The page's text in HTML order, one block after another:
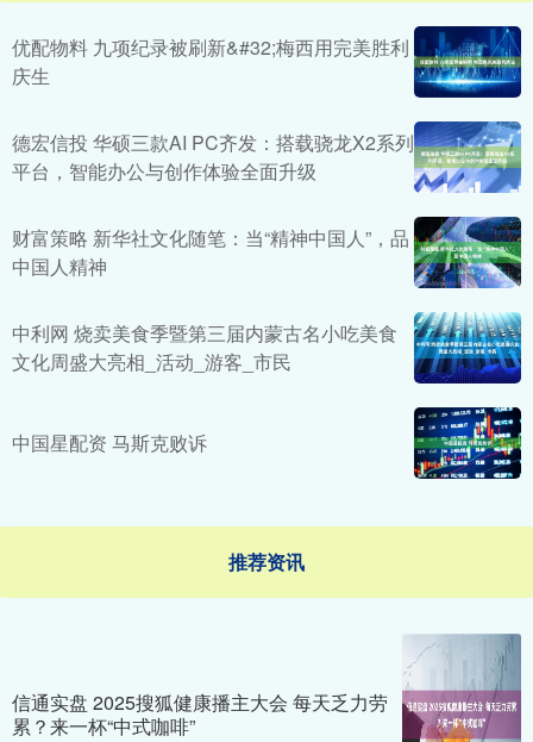
优配物料 九项纪录被刷新&#32;梅西用完美胜利
庆生
德宏信投 华硕三款AI PC齐发：搭载骁龙X2系列
平台，智能办公与创作体验全面升级
财富策略 新华社文化随笔：当“精神中国人”，品
中国人精神
中利网 烧卖美食季暨第三届内蒙古名小吃美食
文化周盛大亮相_活动_游客_市民
中国星配资 马斯克败诉
推荐资讯
信通实盘 2025搜狐健康播主大会 每天乏力劳
累？来一杯“中式咖啡”